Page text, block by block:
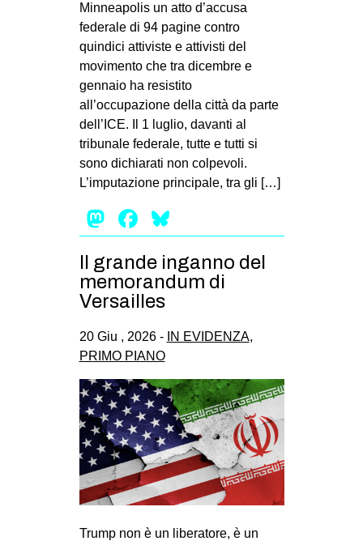
EVENTI
in
Fb
tw
bsky
SEARCH
Minneapolis un atto d’accusa
federale di 94 pagine contro
quindici attiviste e attivisti del
movimento che tra dicembre e
gennaio ha resistito
all’occupazione della città da parte
dell’ICE. Il 1 luglio, davanti al
tribunale federale, tutte e tutti si
sono dichiarati non colpevoli.
L’imputazione principale, tra gli […]
Mastodon
Facebook
Il grande inganno del
memorandum di
Versailles
20 Giu , 2026 - IN EVIDENZA,
PRIMO PIANO
Trump non è un liberatore, è un